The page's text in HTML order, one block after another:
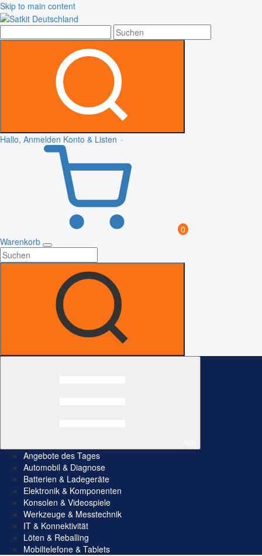
Skip to main content
Hallo, Anmelden Konto & Listen
0
Warenkorb
Angebote des Tages
Automobil & Diagnose
Batterien & Ladegeräte
Elektronik & Komponenten
Konsolen & Videospiele
Werkzeuge & Messtechnik
IT & Konnektivität
Löten & Reballing
Mobiltelefone & Tablets